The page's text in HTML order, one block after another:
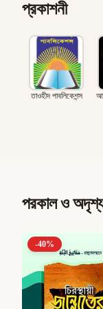
প্রকাশনী
তাওহীদ পাবলিকেশন্স
পরকাল ও
-40%